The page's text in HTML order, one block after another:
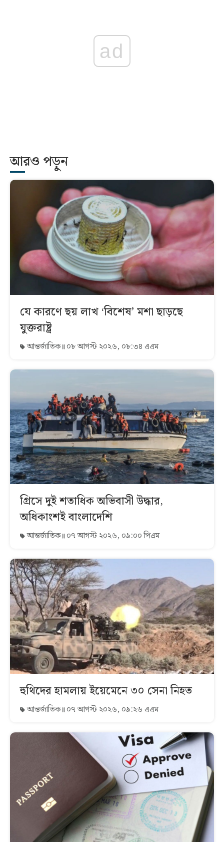
ad
আরও পড়ুন
যে কারণে ছয় লাখ ‘বিশেষ’ মশা ছাড়ছে
যুক্তরাষ্ট্র
আন্তর্জাতিক ০৮ আগস্ট ২০২৬, ০৮:৩৪ এএম
গ্রিসে দুই শতাধিক অভিবাসী উদ্ধার,
অধিকাংশই বাংলাদেশি
আন্তর্জাতিক ০৭ আগস্ট ২০২৬, ০৯:০০ পিএম
হুথিদের হামলায় ইয়েমেনে ৩০ সেনা নিহত
আন্তর্জাতিক ০৭ আগস্ট ২০২৬, ০৯:২৬ এএম